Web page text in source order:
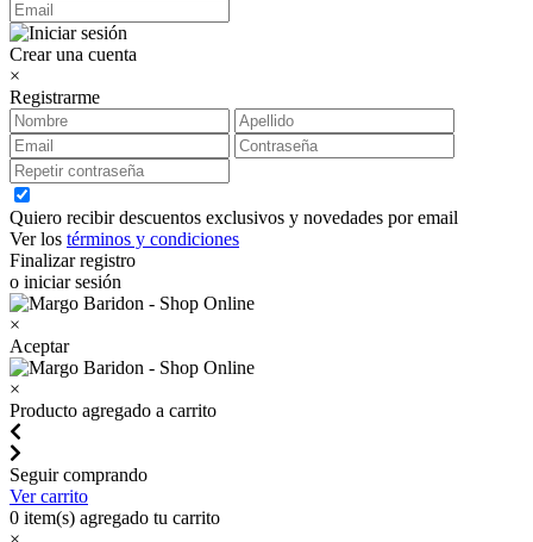
Crear una cuenta
×
Registrarme
Quiero recibir descuentos exclusivos y novedades por email
Ver los términos y condiciones
Finalizar registro
o iniciar sesión
×
Aceptar
×
Producto agregado a carrito
Seguir comprando
Ver carrito
0 item(s) agregado tu carrito